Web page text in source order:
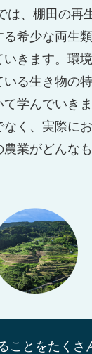
は、棚田の再
希少な両生
きます。環
る生き物の
学んでいき
く、実際に
業がどんな
ことをたくさ